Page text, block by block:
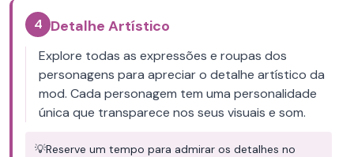
4 Detalhe Artístico
Explore todas as expressões e roupas dos
personagens para apreciar o detalhe artístico da
mod. Cada personagem tem uma personalidade
única que transparece nos seus visuais e som.
💡Reserve um tempo para admirar os detalhes no